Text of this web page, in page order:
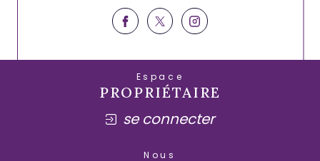
Espace
PROPRIÉTAIRE
se connecter
Nous